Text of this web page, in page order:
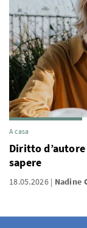
A casa
Diritto
sapere
18.05.2026 Nadine